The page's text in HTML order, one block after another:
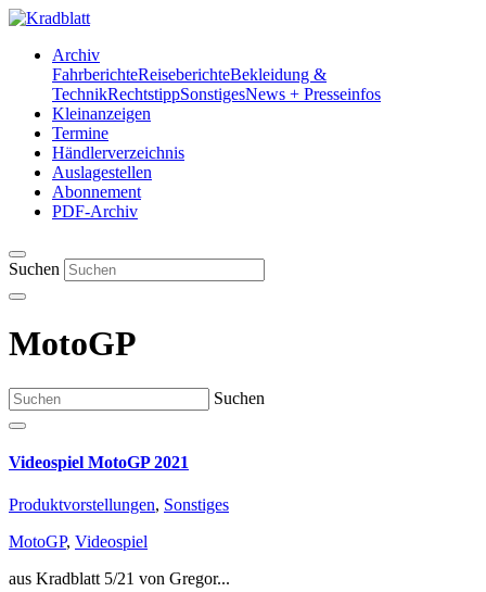
Archiv
FahrberichteReiseberichteBekleidung &
TechnikRechtstippSonstigesNews + Presseinfos
Kleinanzeigen
Termine
Händlerverzeichnis
Auslagestellen
Abonnement
PDF-Archiv
Suchen
MotoGP
Suchen
Videospiel MotoGP 2021
Produktvorstellungen, Sonstiges
MotoGP, Videospiel
aus Kradblatt 5/21 von Gregor...